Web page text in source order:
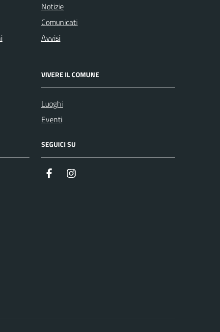
Notizie
Comunicati
Avvisi
VIVERE IL COMUNE
Luoghi
Eventi
SEGUICI SU
Facebook